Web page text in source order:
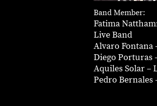
Band Member:
Fatima
Live Band
Alvaro Fontana
Diego Porturas
Aquiles Solar –
Pedro Bernales